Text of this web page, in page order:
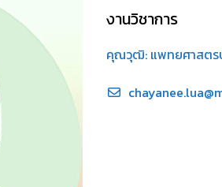
งานวิชาการ
คุณวุฒิ: แพทยศาสต